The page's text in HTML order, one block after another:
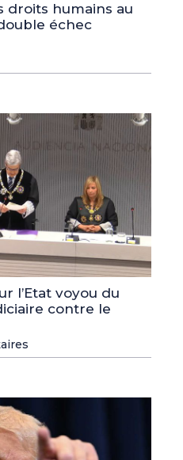
droits humains au
échec
l’Etat voyou du
contre le